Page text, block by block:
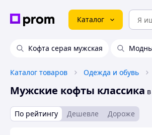
Каталог
Кофта серая мужская
Каталог товаров Одежда и обувь
Мужские кофты классика
По рейтингу Дешевле Дороже